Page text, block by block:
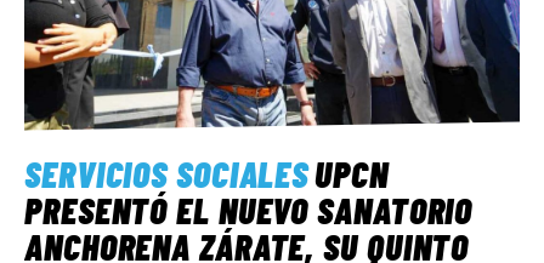
SERVICIOS SOCIALESUPCN
PRESENTÓ EL NUEVO SANATORIO
ANCHORENA ZÁRATE, SU QUINTO